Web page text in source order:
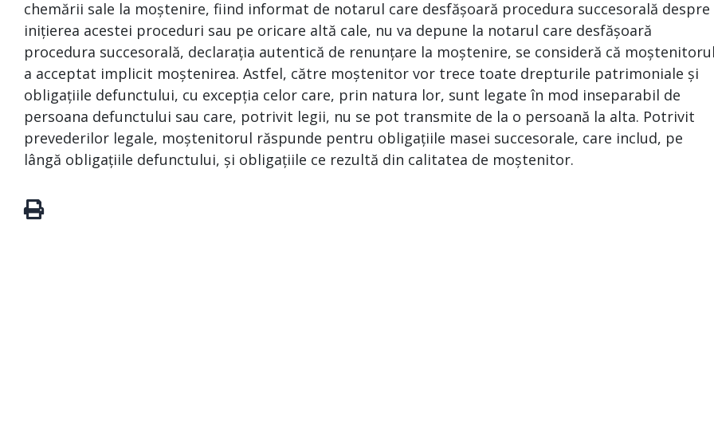
chemării sale la moștenire, fiind informat de notarul care desfășoară procedura succesorală despre
inițierea acestei proceduri sau pe oricare altă cale, nu va depune la notarul care desfășoară
procedura succesorală, declarația autentică de renunțare la moștenire, se consideră că moștenitorul
a acceptat implicit moștenirea. Astfel, către moștenitor vor trece toate drepturile patrimoniale și
obligațiile defunctului, cu excepția celor care, prin natura lor, sunt legate în mod inseparabil de
persoana defunctului sau care, potrivit legii, nu se pot transmite de la o persoană la alta. Potrivit
prevederilor legale, moștenitorul răspunde pentru obligațiile masei succesorale, care includ, pe
lângă obligațiile defunctului, și obligațiile ce rezultă din calitatea de moștenitor.